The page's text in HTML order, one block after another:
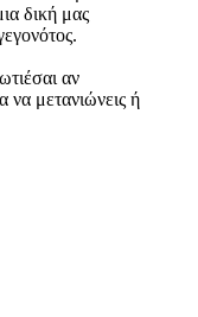
δική μας
αν
να μετανιώνεις ή